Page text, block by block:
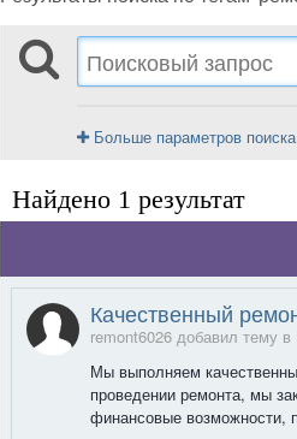
Больше параметров поиска
Найдено 1 результат
Качественный
remont6026 добавил тему в
Мы выполняем
проведении ремонта, мы
финансовые возможности,